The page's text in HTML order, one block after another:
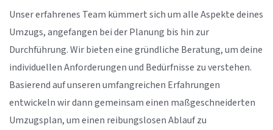
Unser erfahrenes Team kümmert sich um alle Aspekte deines
Umzugs, angefangen bei der Planung bis hin zur
Durchführung. Wir bieten eine gründliche Beratung, um deine
individuellen Anforderungen und Bedürfnisse zu verstehen.
Basierend auf unseren umfangreichen Erfahrungen
entwickeln wir dann gemeinsam einen maßgeschneiderten
Umzugsplan, um einen reibungslosen Ablauf zu